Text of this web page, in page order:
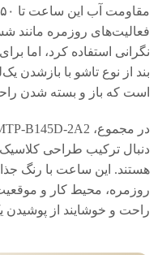
فعالیت‌های روزمره مانند
نگرانی استفاده کرد، اما
است که باز و بسته شدن
دنبال ترکیب طراحی
هستند. این ساعت با رنگ
روزمره، محیط کار و
راحت و خوشایند از